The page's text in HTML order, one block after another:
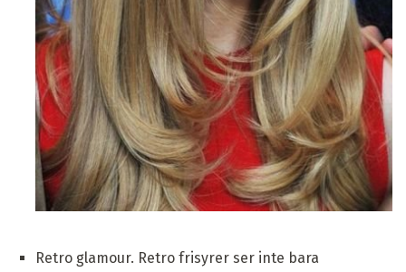
Retro glamour. Retro frisyrer ser inte bara